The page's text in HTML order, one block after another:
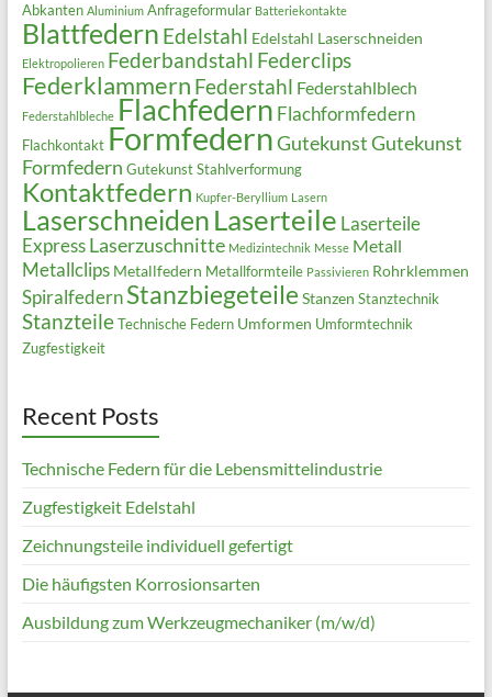
Abkanten Aluminium Anfrageformular Batteriekontakte
Blattfedern Edelstahl Edelstahl Laserschneiden
Elektropolieren Federbandstahl Federclips
Federklammern Federstahl Federstahlblech
Federstahlbleche Flachfedern Flachformfedern
Flachkontakt FormfedernGutekunstGutekunst
Formfedern Gutekunst Stahlverformung
Kontaktfedern Kupfer-Beryllium Lasern
Laserschneiden Laserteile Laserteile
Express Laserzuschnitte Medizintechnik Messe Metall
Metallclips Metallfedern Metallformteile Passivieren Rohrklemmen
Spiralfedern Stanzbiegeteile Stanzen Stanztechnik
Stanzteile Technische Federn Umformen Umformtechnik
Zugfestigkeit
Recent Posts
Technische Federn für die Lebensmittelindustrie
Zugfestigkeit Edelstahl
Zeichnungsteile individuell gefertigt
Die häufigsten Korrosionsarten
Ausbildung zum Werkzeugmechaniker (m/w/d)